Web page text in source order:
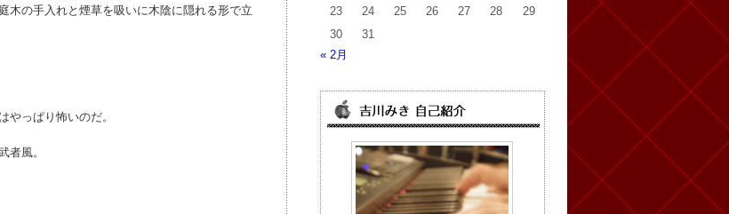
木の手入れと煙草を吸いに木陰に隠れる形で立
やっぱり怖いのだ。
者風。
23
24 25 26 27 28
29
30
31
« 2月